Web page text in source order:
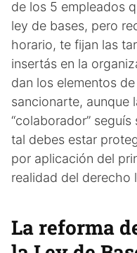
de los 5 empleados
ley de bases, pero
horario, te fijan las
insertás en la
dan los elementos
sancionarte, aunque
“colaborador”
tal debes estar
por aplicación del
realidad del derecho
La reforma